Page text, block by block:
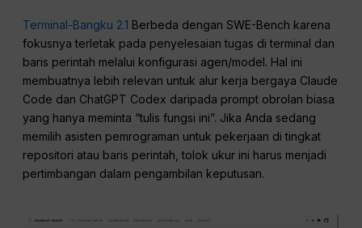
Terminal-Bangku 2.1 Berbeda dengan SWE-Bench karena
fokusnya terletak pada penyelesaian tugas di terminal dan
baris perintah melalui konfigurasi agen/model. Hal ini
membuatnya lebih relevan untuk alur kerja bergaya Claude
Code dan ChatGPT Codex daripada prompt obrolan biasa
yang hanya meminta “tulis fungsi ini”. Jika Anda sedang
memilih asisten pemrograman untuk pekerjaan di tingkat
repositori atau baris perintah, tolok ukur ini harus menjadi
pertimbangan dalam pengambilan keputusan.